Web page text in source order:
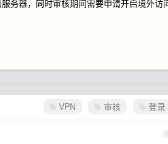
务器，同时审核期间需要申请开启境外访
VPN 审核 登录
1